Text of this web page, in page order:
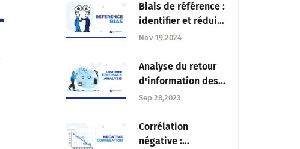
Biais de référence :
identifier et réduire
les biais dans les
recherche
Nov 19,2024
Analyse du retour
d'information des
clients : Qu'est-ce
Comment le faire ?
Sep 28,2023
Corrélation
négative :